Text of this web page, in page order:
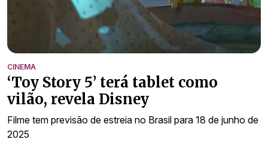
CINEMA
‘Toy Story 5’ terá tablet como
vilão, revela Disney
Filme tem previsão de estreia no Brasil para 18 de junho de
2025